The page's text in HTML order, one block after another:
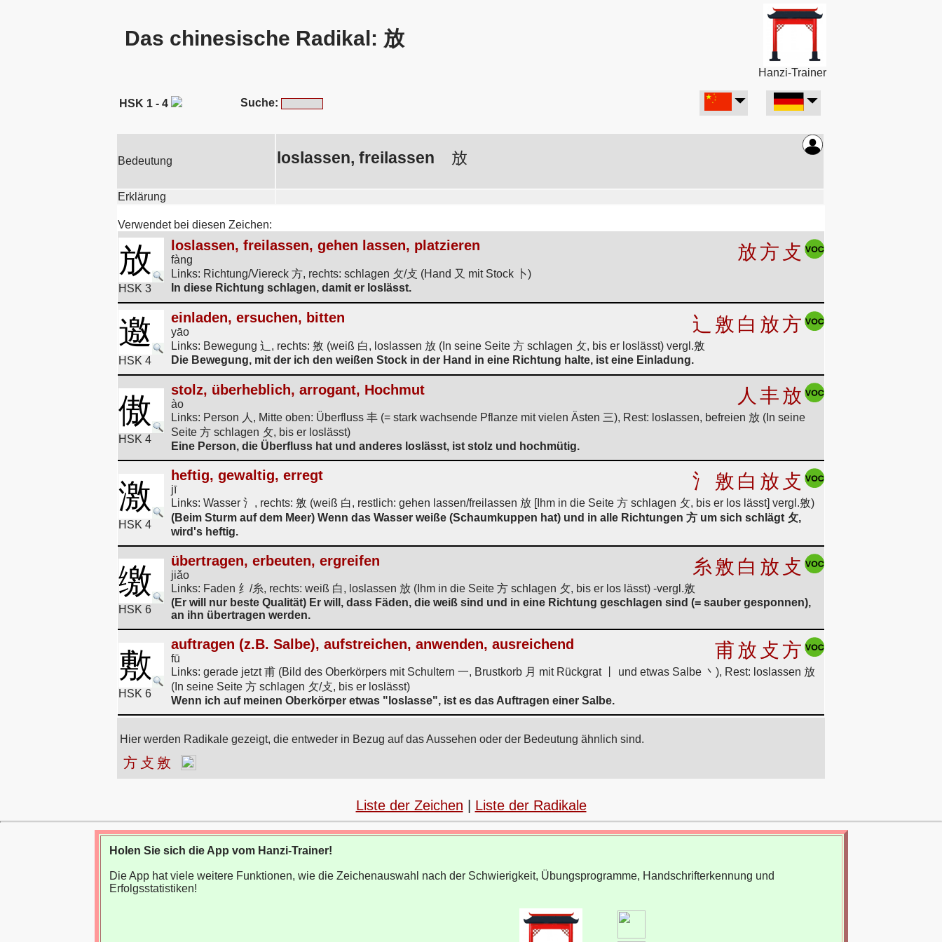
Das chinesische Radikal: 放
Hanzi-Trainer
HSK 1 - 4 Suche:
Bedeutung loslassen, freilassen 放
Erklärung
Verwendet bei diesen Zeichen:
放
HSK 3
loslassen, freilassen, gehen lassen, platzieren
fàng 放方 攴
Links: Richtung/Viereck 方, rechts: schlagen 攵/攴 (Hand 又 mit Stock 卜)
In diese Richtung schlagen, damit er loslässt.
邀
HSK 4
einladen, ersuchen, bitten
yāo 辶 敫 白 放方
Links: Bewegung 辶, rechts: 敫 (weiß 白, loslassen 放 (In seine Seite 方 schlagen 攵, bis er loslässt) vergl.敫
Die Bewegung, mit der ich den weißen Stock in der Hand in eine Richtung halte, ist eine Einladung.
傲
HSK 4
stolz, überheblich, arrogant, Hochmut
ào 人 丰放
Links: Person 人, Mitte oben: Überfluss 丰 (= stark wachsende Pflanze mit vielen Ästen 三), Rest: loslassen, befreien 放 (In seine
Seite 方 schlagen 攵, bis er loslässt)
Eine Person, die Überfluss hat und anderes loslässt, ist stolz und hochmütig.
激
HSK 4
heftig, gewaltig, erregt
jī 氵 敫 白 放 攴
Links: Wasser 氵, rechts: 敫 (weiß 白, restlich: gehen lassen/freilassen 放 [Ihm in die Seite 方 schlagen 攵, bis er los lässt] vergl.敫)
(Beim Sturm auf dem Meer) Wenn das Wasser weiße (Schaumkuppen hat) und in alle Richtungen 方 um sich schlägt 攵,
wird's heftig.
缴
HSK 6
übertragen, erbeuten, ergreifen
jiǎo 糸敫 白 放 攴
Links: Faden 纟/糸, rechts: weiß 白, loslassen 放 (Ihm in die Seite 方 schlagen 攵, bis er los lässt) -vergl.敫
(Er will nur beste Qualität) Er will, dass Fäden, die weiß sind und in eine Richtung geschlagen sind (= sauber gesponnen),
an ihn übertragen werden.
敷
HSK 6
auftragen (z.B. Salbe), aufstreichen, anwenden, ausreichend
fū 甫放 攴 方
Links: gerade jetzt 甫 (Bild des Oberkörpers mit Schultern 一, Brustkorb 月 mit Rückgrat 丨 und etwas Salbe 丶), Rest: loslassen 放
(In seine Seite 方 schlagen 攵/攴, bis er loslässt)
Wenn ich auf meinen Oberkörper etwas "loslasse", ist es das Auftragen einer Salbe.
Hier werden Radikale gezeigt, die entweder in Bezug auf das Aussehen oder der Bedeutung ähnlich sind.
方 攴 敫
Liste der Zeichen Liste der Radikale
Holen Sie sich die App vom Hanzi-Trainer!
Die App hat viele weitere Funktionen, wie die Zeichenauswahl nach der Schwierigkeit, Übungsprogramme, Handschrifterkennung und
Erfolgsstatistiken!